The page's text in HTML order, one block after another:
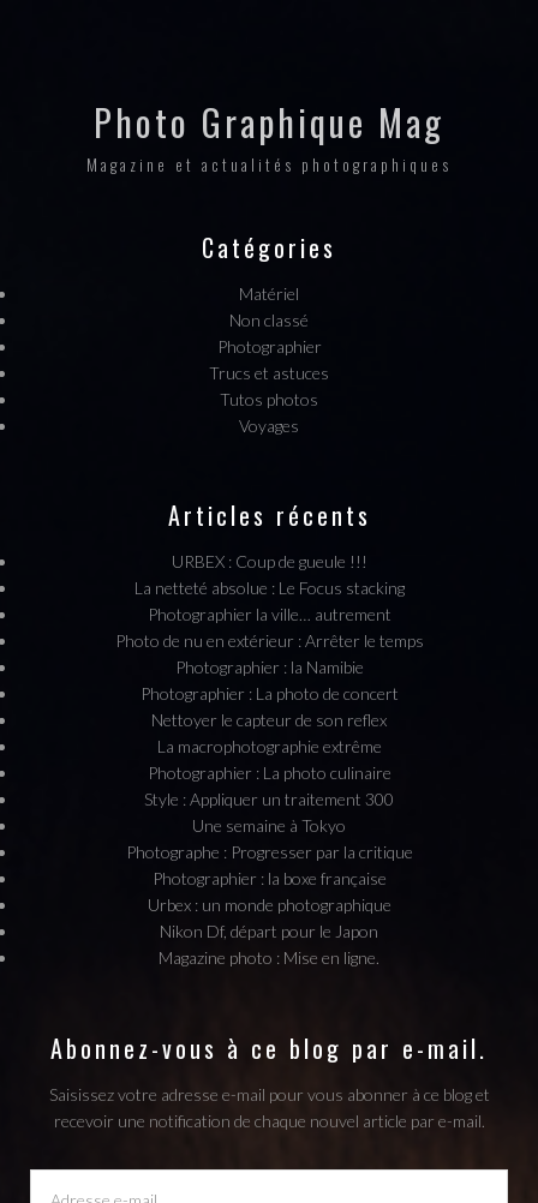
Photo Graphique Mag
Magazine et actualités photographiques
Catégories
Matériel
Non classé
Photographier
Trucs et astuces
Tutos photos
Voyages
Articles récents
URBEX : Coup de gueule !!!
La netteté absolue : Le Focus stacking
Photographier la ville… autrement
Photo de nu en extérieur : Arrêter le temps
Photographier : la Namibie
Photographier : La photo de concert
Nettoyer le capteur de son reflex
La macrophotographie extrême
Photographier : La photo culinaire
Style : Appliquer un traitement 300
Une semaine à Tokyo
Photographe : Progresser par la critique
Photographier : la boxe française
Urbex : un monde photographique
Nikon Df, départ pour le Japon
Magazine photo : Mise en ligne.
Abonnez-vous à ce blog par e-mail.
Saisissez votre adresse e-mail pour vous abonner à ce blog et
recevoir une notification de chaque nouvel article par e-mail.
Adresse